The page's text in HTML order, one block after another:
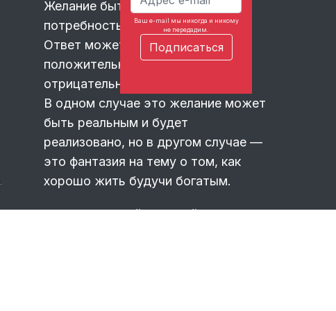
Желание быть богатым — это
потребность или фантазия?
Ответ может быть как
положительным, так и
отрицательным.
В одном случае это желание может
быть реальным и будет
реализовано, но в другом случае —
это фантазия на тему о том, как
хорошо жить будучи богатым.
Истинность той или иной
Ваш e-mail мы никогда и никому
не передадим.